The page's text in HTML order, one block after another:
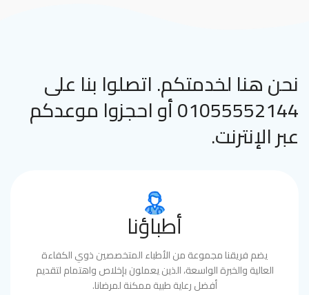
نحن هنا لخدمتكم. اتصلوا بنا على
01055552144 أو احجزوا موعدكم
عبر الإنترنت.
أطباؤنا
يضم فريقنا مجموعة من الأطباء المتخصصين ذوي الكفاءة
العالية والخبرة الواسعة، الذين يعملون بإخلاص واهتمام لتقديم
أفضل رعاية طبية ممكنة لمرضانا.